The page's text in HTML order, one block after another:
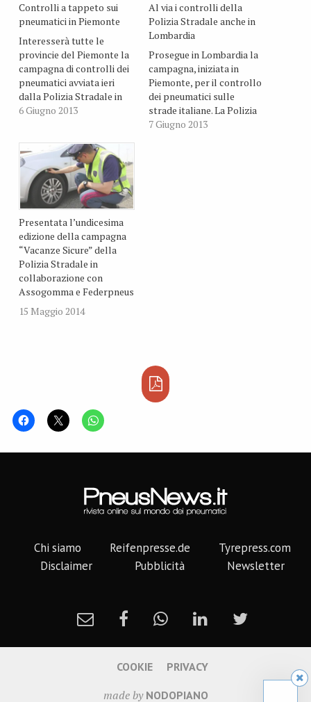
Controlli a tappeto sui
pneumatici in Piemonte
Interesserà tutte le
provincie del Piemonte la
campagna di controlli dei
pneumatici avviata ieri
dalla Polizia Stradale in
partnership con
contatto tra il veicolo e il
suolo e quindi influiscono
in maniera determinante
sulla sicurezza stradale.
6 Giugno 2013
Al via i controlli della
Polizia Stradale anche in
Lombardia
Prosegue in Lombardia la
campagna, iniziata in
Piemonte, per il controllo
dei pneumatici sulle
strade italiane. La Polizia
Stradale del
7 Giugno 2013
Presentata l’undicesima
edizione della campagna
“Vacanze Sicure” della
Polizia Stradale in
collaborazione con
Assogomma e Federpneus
15 Maggio 2014
Chi siamo Reifenpresse.de
Tyrepress.com
Disclaimer
Pubblicità Newsletter
made by NODOPIANO
COOKIE PRIVACY